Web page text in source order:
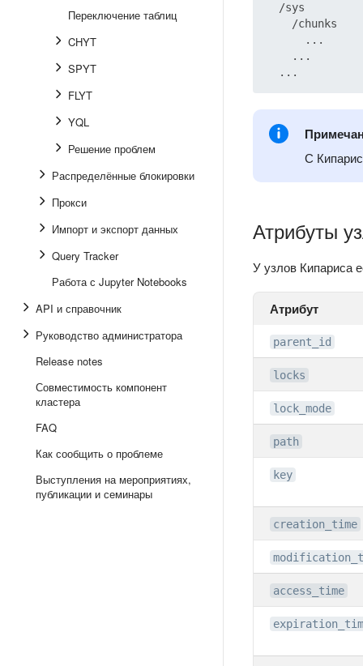
Переключение таблиц
CHYT
SPYT
FLYT
YQL
Решение проблем
Распределённые блокировки
Прокси
Импорт и экспорт данных
Query Tracker
Работа с Jupyter Notebooks
API и справочник
Руководство администратора
Release notes
Совместимость компонент
кластера
FAQ
Как сообщить о проблеме
Выступления на мероприятиях,
публикации и семинары
  /sys
    /chunks
      ...
    ...
С
Атрибуты
У узлов Кипариса
Атрибут
parent_id
locks
lock_mode
path
key
creation_time
access_time